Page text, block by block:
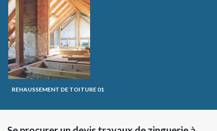
REHAUSSEMENT DE TOITURE 01